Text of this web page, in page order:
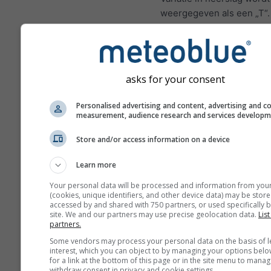
weergegeven als een
onzekerheden nemen
toe met het aantal dagen
in de voorspelling.
De voorspelling wordt
worden meerdere
verschillende
berekend om de
Meer weergegevens
asks for your consent
Personalised advertising and content, advertising and
measurement, audience research and services
Store and/or access information on a device
Learn more
Your personal data will be processed and information from
(cookies, unique identifiers, and other device data) may be
accessed by and shared with 750 partners, or used specifically
site. We and our partners may use precise geolocation data.
partners.
Some vendors may process your personal data on the basis of
interest, which you can object to by managing your options
for a link at the bottom of this page or in the site menu to